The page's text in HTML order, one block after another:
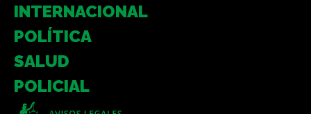
INTERNACIONAL
POLÍTICA
SALUD
POLICIAL